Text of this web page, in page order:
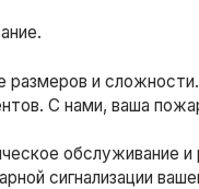
размеров и
С нами, ваша
обслуживание
сигнализации